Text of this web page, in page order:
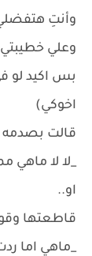
وأنتِ
وعلي
بس اكيد لو
اخوكي)
قالت بصدمه
_لا لا ماهي
او..
قاطعتها
_ماهي اما